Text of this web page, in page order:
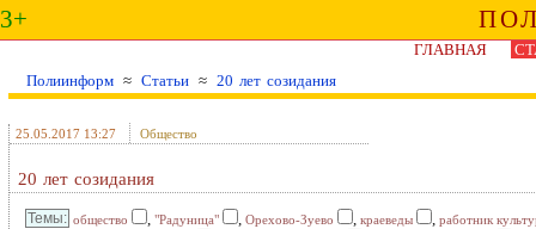
3+
ГЛАВНАЯ
Полиинформ ≈ Статьи ≈ 20 лет созидания
25.05.2017 13:27 Общество
20 лет созидания
общество , "Радуница" , Орехово-Зуево , краеведы , работник